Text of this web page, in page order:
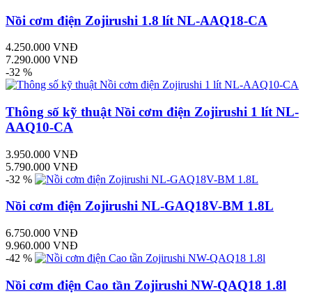
Nồi cơm điện Zojirushi 1.8 lít NL-AAQ18-CA
4.250.000 VNĐ
7.290.000 VNĐ
-32 %
Thông số kỹ thuật Nồi cơm điện Zojirushi 1 lít NL-
AAQ10-CA
3.950.000 VNĐ
5.790.000 VNĐ
-32 %
Nồi cơm điện Zojirushi NL-GAQ18V-BM 1.8L
6.750.000 VNĐ
9.960.000 VNĐ
-42 %
Nồi cơm điện Cao tần Zojirushi NW-QAQ18 1.8l